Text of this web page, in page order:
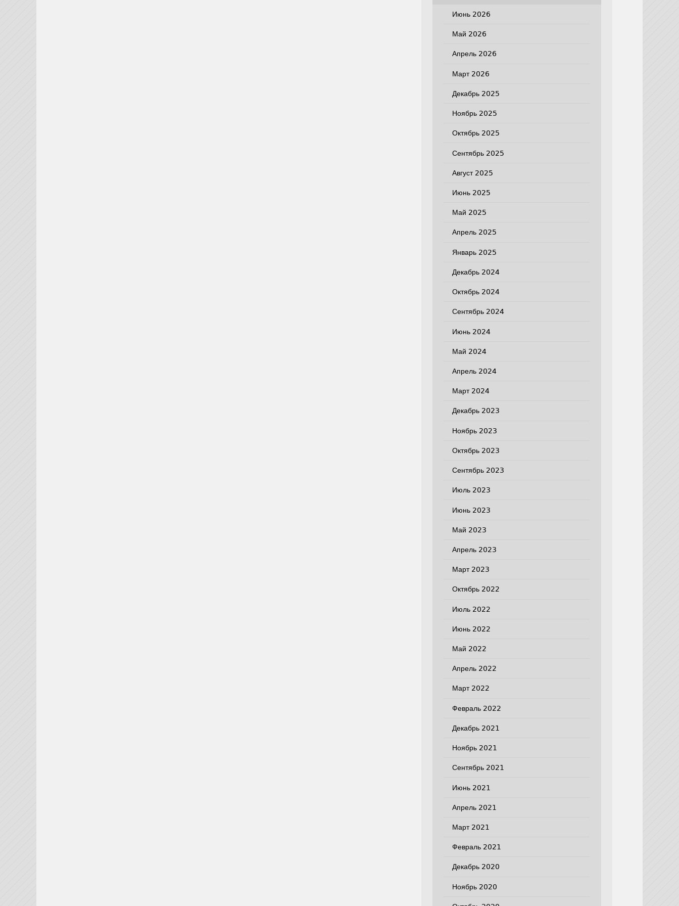
Июнь 2026
Май 2026
Апрель 2026
Март 2026
Декабрь 2025
Ноябрь 2025
Октябрь 2025
Сентябрь 2025
Август 2025
Июнь 2025
Май 2025
Апрель 2025
Январь 2025
Декабрь 2024
Октябрь 2024
Сентябрь 2024
Июнь 2024
Май 2024
Апрель 2024
Март 2024
Декабрь 2023
Ноябрь 2023
Октябрь 2023
Сентябрь 2023
Июль 2023
Июнь 2023
Май 2023
Апрель 2023
Март 2023
Октябрь 2022
Июль 2022
Июнь 2022
Май 2022
Апрель 2022
Март 2022
Февраль 2022
Декабрь 2021
Ноябрь 2021
Сентябрь 2021
Июнь 2021
Апрель 2021
Март 2021
Февраль 2021
Декабрь 2020
Ноябрь 2020